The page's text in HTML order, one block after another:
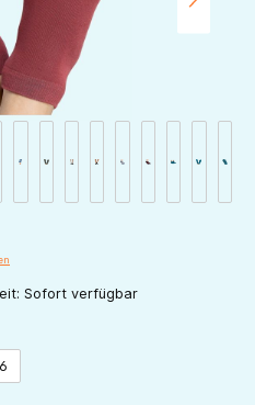
Sofort verfügbar